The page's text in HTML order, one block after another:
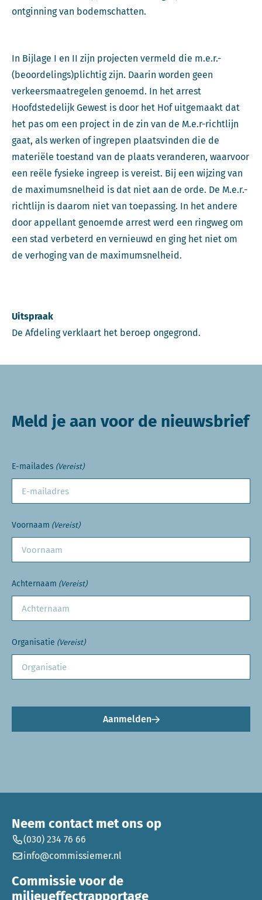
ontginning van bodemschatten.
In Bijlage I en II zijn projecten vermeld die m.e.r.-
(beoordelings)plichtig zijn. Daarin worden geen
verkeersmaatregelen genoemd. In het arrest
Hoofdstedelijk Gewest is door het Hof uitgemaakt dat
het pas om een project in de zin van de M.e.r-richtlijn
gaat, als werken of ingrepen plaatsvinden die de
materiële toestand van de plaats veranderen, waarvoor
een reële fysieke ingreep is vereist. Bij een wijzing van
de maximumsnelheid is dat niet aan de orde. De M.e.r.-
richtlijn is daarom niet van toepassing. In het andere
door appellant genoemde arrest werd een ringweg om
een stad verbeterd en vernieuwd en ging het niet om
de verhoging van de maximumsnelheid.
Uitspraak
De Afdeling verklaart het beroep ongegrond.
Meld je aan voor de nieuwsbrief
E-mailades (Vereist)
Voornaam (Vereist)
Achternaam (Vereist)
Organisatie (Vereist)
Aanmelden
Neem contact met ons op
(030) 234 76 66
info@commissiemer.nl
Commissie voor de
milieueffectrapportage